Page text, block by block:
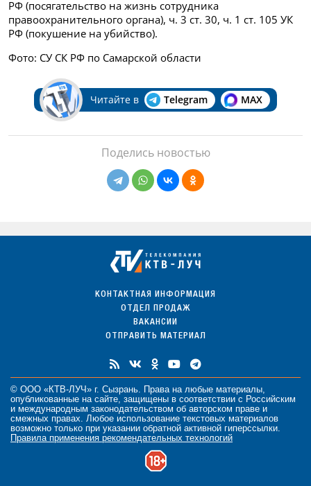
РФ (посягательство на жизнь сотрудника
правоохранительного органа), ч. 3 ст. 30, ч. 1 ст. 105 УК
РФ (покушение на убийство).
Фото: СУ СК РФ по Самарской области
Читайте в Telegram MAX
Поделись новостью
КОНТАКТНАЯ ИНФОРМАЦИЯ
ОТДЕЛ ПРОДАЖ
ВАКАНСИИ
ОТПРАВИТЬ МАТЕРИАЛ
© ООО «КТВ-ЛУЧ» г. Сызрань. Права на любые материалы
опубликованные на сайте, защищены в соответствии с Российским
и международным законодательством об авторском праве и
смежных правах. Любое использование текстовых материалов
возможно только при указании обратной активной гиперссылки.
Правила применения рекомендательных технологий